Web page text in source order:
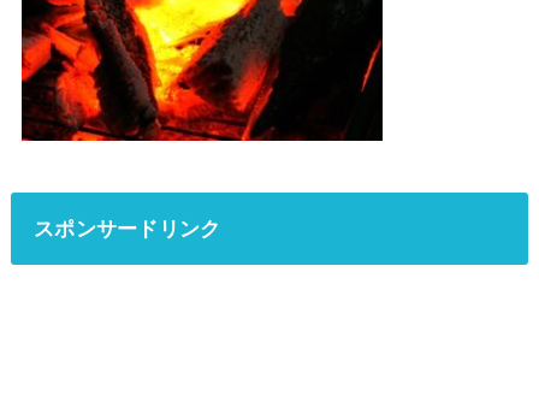
スポンサードリンク